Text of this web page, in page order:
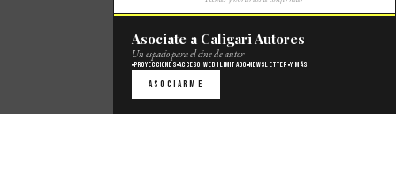
Asociate a Caligari Autores
Un espacio para el cine de autor
Proyecciones Acceso web ilimitado Newsletter Y más
Asociarme